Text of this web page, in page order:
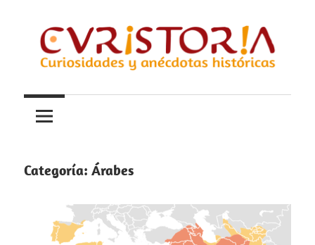
contenido
Curistoria
y
anécdotas
historia
Categoría: Árabes